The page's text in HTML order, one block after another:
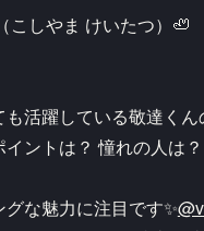
こしやま けいたつ）🦥
も活躍している敬達くん
ントは？ 憧れの人は？
な魅力に注目です✨